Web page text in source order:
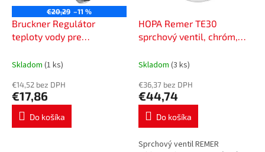
€20,29 –11 %
Bruckner Regulátor
teploty vody pre
chróm 982.880.1
Skladom (1 ks)
€14,52 bez DPH
€17,86
Do košíka
HOPA Remer TE30
sprchový ventil, chróm,
Skladom (3 ks)
€36,37 bez DPH
€44,74
Do košíka
Sprchový ventil REMER